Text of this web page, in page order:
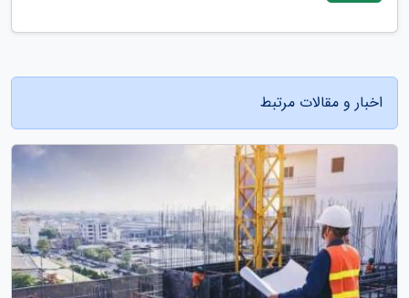
اخبار و مقالات مرتبط